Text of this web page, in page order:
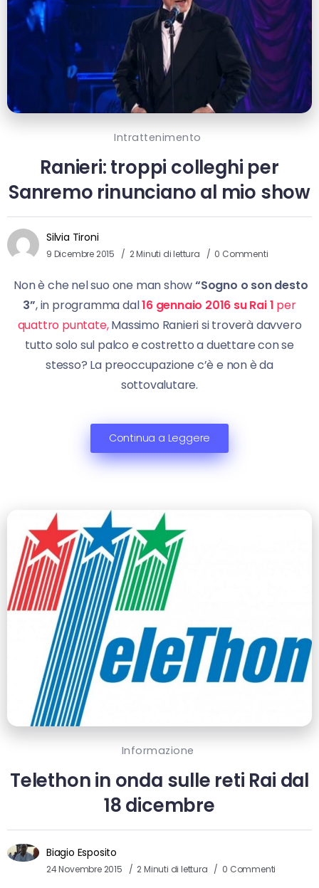
Intrattenimento
Ranieri: troppi colleghi per
Sanremo rinunciano al mio show
Silvia Tironi
9 Dicembre 2015 2 Minuti di lettura 0 Commenti
Non è che nel suo one man show“Sogno o son desto
3”, in programma dal16 gennaio 2016 su Rai 1 per
quattro puntate,Massimo Ranieri si troverà davvero
tutto solo sul palco e costretto a duettare con se
stesso? La preoccupazione c’è e non è da
sottovalutare.
Continua a Leggere
Informazione
Telethon in onda sulle reti Rai dal
18 dicembre
Biagio Esposito
24 Novembre 2015 2 Minuti di lettura 0 Commenti